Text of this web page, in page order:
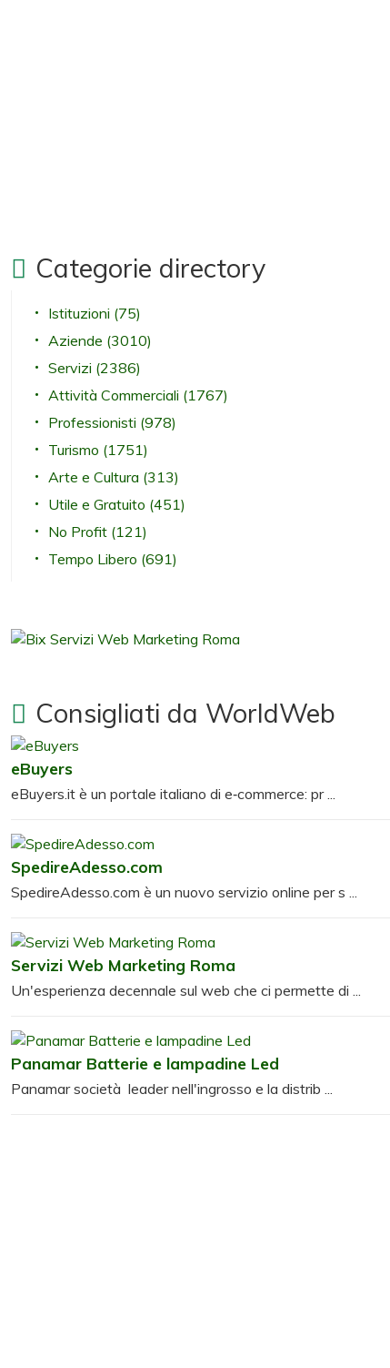
Categorie directory
Istituzioni (75)
Aziende (3010)
Servizi (2386)
Attività Commerciali (1767)
Professionisti (978)
Turismo (1751)
Arte e Cultura (313)
Utile e Gratuito (451)
No Profit (121)
Tempo Libero (691)
Consigliati da WorldWeb
eBuyers
eBuyers.it è un portale italiano di e‑commerce: pr ...
SpedireAdesso.com
SpedireAdesso.com è un nuovo servizio online per s ...
Servizi Web Marketing Roma
Un'esperienza decennale sul web che ci permette di ...
Panamar Batterie e lampadine Led
Panamar società leader nell'ingrosso e la distrib ...